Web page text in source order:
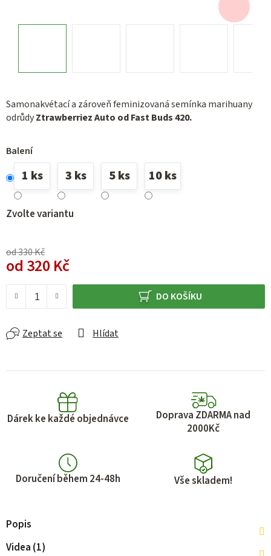
Samonakvétací a zároveň feminizovaná semínka marihuany
odrůdyZtrawberriez Auto od Fast Buds 420.
Balení
1 ks 3 ks 5 ks 10 ks
Zvolte variantu
od 330 Kč
od 320 Kč
DO KOŠÍKU
Zeptat se Hlídat
Dárek ke každé objednávce
Doprava ZDARMA nad
2000Kč
Doručení během 24-48h Vše skladem!
Popis
Videa (1)